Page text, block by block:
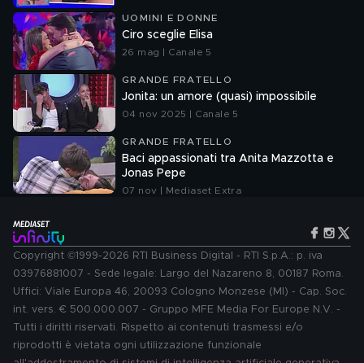
UOMINI E DONNE
Ciro sceglie Elisa
26 mag | Canale 5
GRANDE FRATELLO
Jonita: un amore (quasi) impossibile
04 nov 2025 | Canale 5
GRANDE FRATELLO
Baci appassionati tra Anita Mazzotta e
Jonas Pepe
07 nov | Mediaset Extra
Copyright ©1999-2026 RTI Business Digital - RTI S.p.A.: p. iva
03976881007 - Sede legale: Largo del Nazareno 8, 00187 Roma.
Uffici: Viale Europa 46, 20093 Cologno Monzese (MI) - Cap. Soc.
int. vers. € 500.000.007 - Gruppo MFE Media For Europe N.V. -
Tutti i diritti riservati. Rispetto ai contenuti trasmessi e/o
riprodotti è vietata ogni utilizzazione funzionale